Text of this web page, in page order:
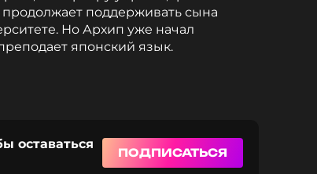
поддерживать сына
Но Архип уже начал
японский язык.
оставаться
ПОДПИСАТЬСЯ